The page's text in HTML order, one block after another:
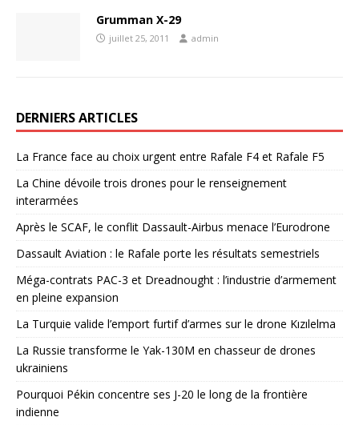
Grumman X-29
juillet 25, 2011 admin
DERNIERS ARTICLES
La France face au choix urgent entre Rafale F4 et Rafale F5
La Chine dévoile trois drones pour le renseignement
interarmées
Après le SCAF, le conflit Dassault-Airbus menace l’Eurodrone
Dassault Aviation : le Rafale porte les résultats semestriels
Méga-contrats PAC-3 et Dreadnought : l’industrie d’armement
en pleine expansion
La Turquie valide l’emport furtif d’armes sur le drone Kızılelma
La Russie transforme le Yak-130M en chasseur de drones
ukrainiens
Pourquoi Pékin concentre ses J-20 le long de la frontière
indienne